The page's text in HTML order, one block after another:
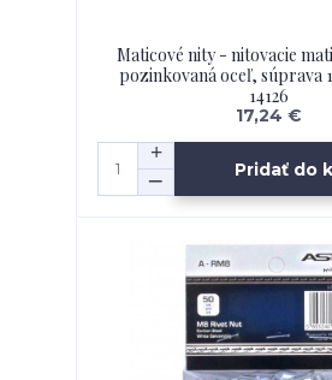
Maticové nity - nitovacie
pozinkovaná oceľ, súprava
14126
17,24 €
Pridať do